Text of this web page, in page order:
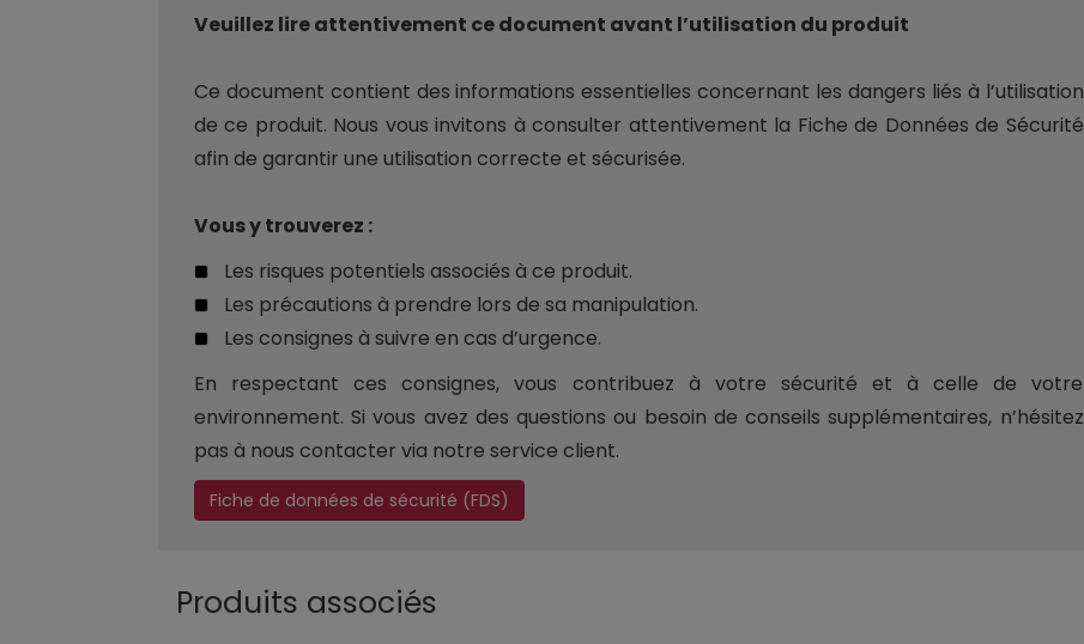
Veuillez lire attentivement ce document avant l’utilisation du produit
Ce document contient des informations essentielles concernant les dangers liés à l’utilisation
de ce produit. Nous vous invitons à consulter attentivement la Fiche de Données de Sécurité
afin de garantir une utilisation correcte et sécurisée.
Vous y trouverez :
Les risques potentiels associés à ce produit.
Les précautions à prendre lors de sa manipulation.
Les consignes à suivre en cas d’urgence.
En respectant ces consignes, vous contribuez à votre sécurité et à celle de votre
environnement. Si vous avez des questions ou besoin de conseils supplémentaires, n’hésitez
pas à nous contacter via notre service client.
Fiche de données de sécurité (FDS)
Produits associés